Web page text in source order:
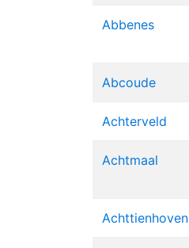
Abbenes
Abcoude
Achterveld
Achtmaal
Achttienhoven